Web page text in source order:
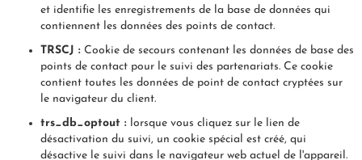
et identifie les enregistrements de la base de données qui
contiennent les données des points de contact.
TRSCJ : Cookie de secours contenant les données de base des
points de contact pour le suivi des partenariats. Ce cookie
contient toutes les données de point de contact cryptées sur
le navigateur du client.
trs_db_optout : lorsque vous cliquez sur le lien de
désactivation du suivi, un cookie spécial est créé, qui
désactive le suivi dans le navigateur web actuel de l'appareil.